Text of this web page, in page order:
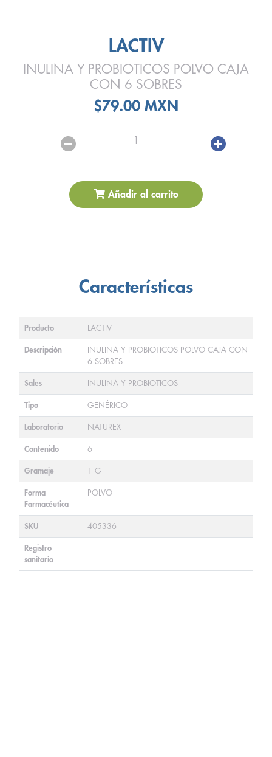
LACTIV
INULINA Y PROBIOTICOS POLVO CAJA
CON 6 SOBRES
$79.00 MXN
1
Añadir al carrito
Características
Producto LACTIV
Descripción
INULINA Y PROBIOTICOS POLVO CAJA CON
6 SOBRES
Sales INULINA Y PROBIOTICOS
Tipo GENÉRICO
Laboratorio NATUREX
Contenido 6
Gramaje 1 G
Forma
Farmacéutica
POLVO
SKU 405336
Registro
sanitario